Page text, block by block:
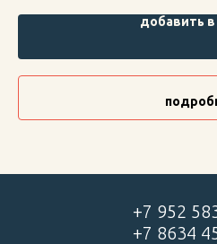
добавить в
+7 952
+7 8634